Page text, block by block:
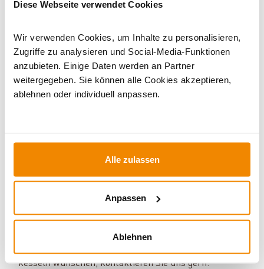
Diese Webseite verwendet Cookies
Wir verwenden Cookies, um Inhalte zu personalisieren,
Zugriffe zu analysieren und Social-Media-Funktionen
anzubieten. Einige Daten werden an Partner
weitergegeben. Sie können alle Cookies akzeptieren,
ablehnen oder individuell anpassen.
Alle zulassen
Anpassen
Ablehnen
Pelletkamine|Pelletöfen 6 bis 8 kW|
Ihr Berater zum Thema Pelletöfen:
Martin Krause berät Sie gern rund um die Themen
Pelletöfen und Pelletkessel. Pelletgeräte erfreuen
beim Kauf zu beachten.
Wenn Sie eine Beratung zu unseren Pelletöfen und -
kesseln wünschen, kontaktieren Sie uns gern.